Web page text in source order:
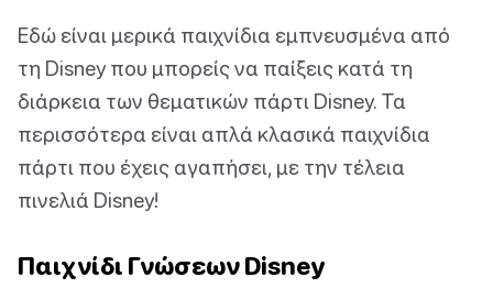
Εδώ είναι μερικά παιχνίδια εμπνευσμένα από
τη Disney που μπορείς να παίξεις κατά τη
διάρκεια των θεματικών πάρτι Disney. Τα
περισσότερα είναι απλά κλασικά παιχνίδια
πάρτι που έχεις αγαπήσει, με την τέλεια
πινελιά Disney!
Παιχνίδι Γνώσεων Disney